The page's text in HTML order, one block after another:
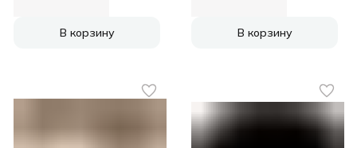
В корзину В корзину